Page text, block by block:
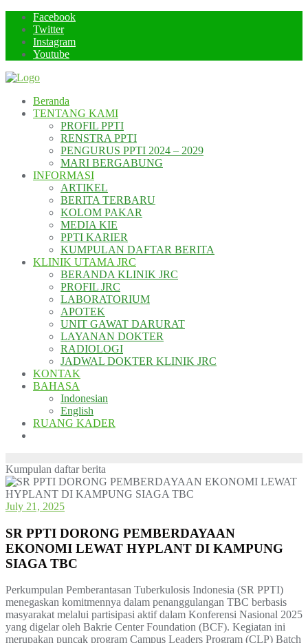
Skip
content
Facebook
Twitter
Instagram
Youtube
Beranda
TENTANG KAMI
PROFIL PPTI
RENSTRA PPTI
PENGURUS PPTI 2024 – 2029
MARI BERGABUNG
INFORMASI
ARTIKEL
BERITA TERBARU
KOLOM PAKAR
MEDIA KIE
PPTI KARIER
KUMPULAN DAFTAR BERITA
KLINIK UTAMA JRC
BERANDA KLINIK JRC
PROFIL JRC
LABORATORIUM
APOTEK
UNIT GAWAT DARURAT
LAYANAN DOKTER
RADIOLOGI
JADWAL DOKTER KLINIK JRC
KONTAK
BAHASA
Indonesian
English
RUANG KADER
Kumpulan daftar berita
July 21, 2025
SR PPTI DORONG PEMBERDAYAAN
EKONOMI LEWAT HYPLANT DI KAMPUNG
SIAGA TBC
Perkumpulan Pemberantasan Tuberkulosis Indonesia (SR PPTI)
menegaskan komitmennya dalam penanggulangan TBC berbasis
masyarakat melalui partisipasi aktif dalam Konferensi Nasional 2025
yang digelar oleh Bakrie Center Foundation (BCF). Kegiatan ini
merupakan puncak program Campus Leaders Program (CLP) Batch